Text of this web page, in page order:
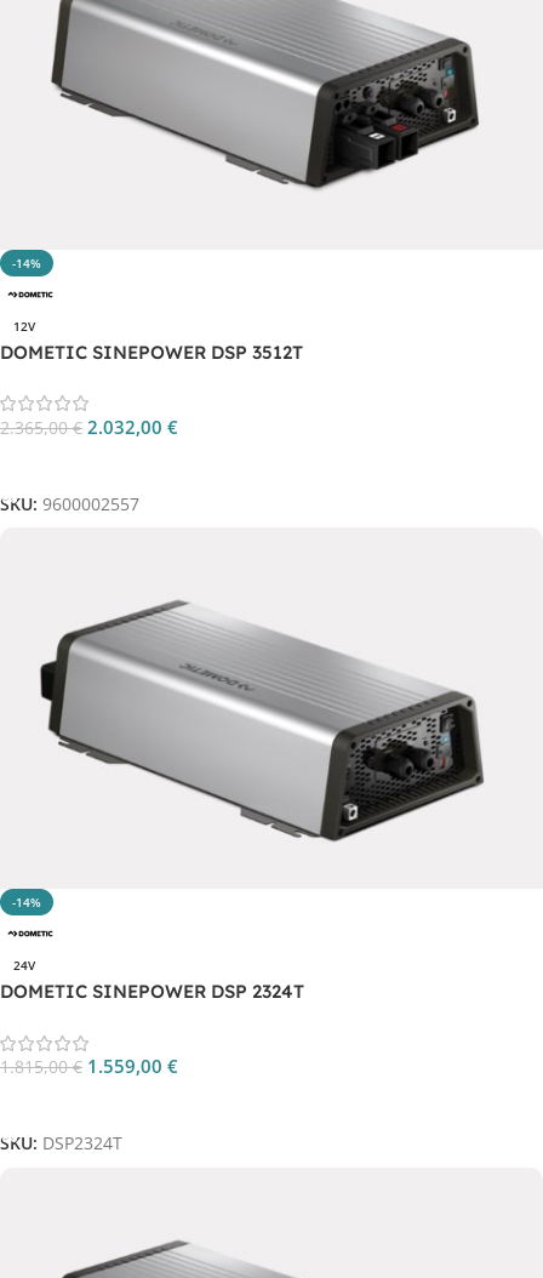
-14%
12V
DOMETIC SINEPOWER DSP 3512T
2.365,00€ 2.032,00 €
SKU: 9600002557
-14%
24V
DOMETIC SINEPOWER DSP 2324T
1.815,00€ 1.559,00 €
SKU: DSP2324T